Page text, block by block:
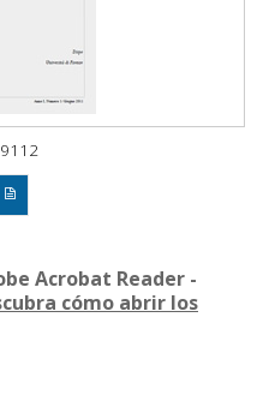
Acrobat Reader -
cómo abrir los